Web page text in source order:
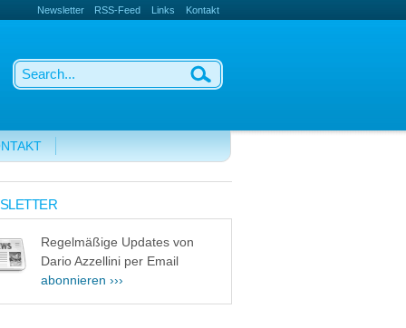
Newsletter RSS-Feed Links Kontakt
Regelmäßige Updates von
Dario Azzellini per Email
abonnieren ›››